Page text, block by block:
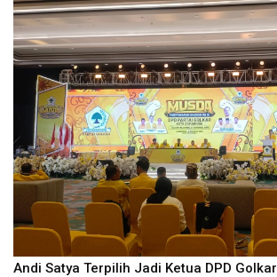
Andi Satya Terpilih Jadi Ketua DPD Golkar